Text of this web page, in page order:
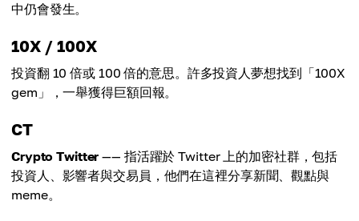
中仍會發生。
10X / 100X
投資翻 10 倍或 100 倍的意思。許多投資人夢想找到「100X
gem」，一舉獲得巨額回報。
CT
Crypto Twitter —— 指活躍於 Twitter 上的加密社群，包括
投資人、影響者與交易員，他們在這裡分享新聞、觀點與
meme。